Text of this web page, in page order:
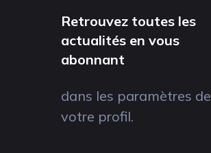
Retrouvez toutes les
actualités en vous
abonnant
dans les paramètres de
votre profil.